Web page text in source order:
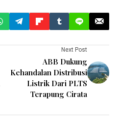
Next Post
ABB Dukung
Kehandalan Distribusi
Listrik Dari PLTS
Terapung Cirata